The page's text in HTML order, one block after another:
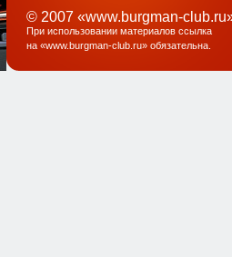
© 2007 «www.burgman-
При использовании материалов ссылка
на «www.burgman-club.ru» обязательна